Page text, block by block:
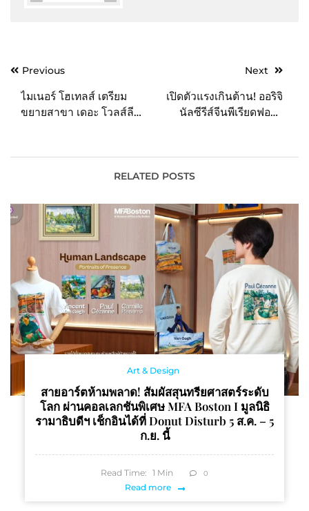
PostPrevious
ไมเนอร์ โฮเทลส์ เตรียม
ขยายสาขา เดอะ โวลส์ลีย์
สำเร็จพร้อมเสียงตอบรับที่ดี
Next
เปิดตัวแรงเกินต้าน! ออริจิ
นัลซีรีส์จีนพีเรียดฟอร์ม
ขึ้นแท่นซีรีส์มาแรงอันดับ 1
บน iQIYI (อ้ายฉีอี้) กว่า 9
RELATED POSTS
Art & Design
สายอาร์ตห้ามพลาด! สัมผัสสุนทรียศาสตร์ระดับ
โลก ผ่านคอลเลกชันพิเศษ MFA Boston I มูลนิธิ
รามาธิบดีฯ เช็กอินได้ที่ Donut Disturb 5 ส.ค. – 5
ก.ย. นี้
Read Time: 1 Min 0
Read more